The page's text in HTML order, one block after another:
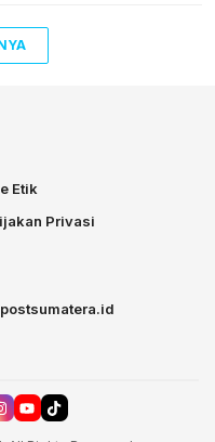
Etik
Privasi
postsumatera.id